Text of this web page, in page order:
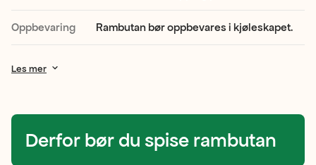
hvit
farge
og
er
søt
Oppbevaring Rambutan bør oppbevares i kjøleskapet.
Les mer
Derfor bør du spise rambutan